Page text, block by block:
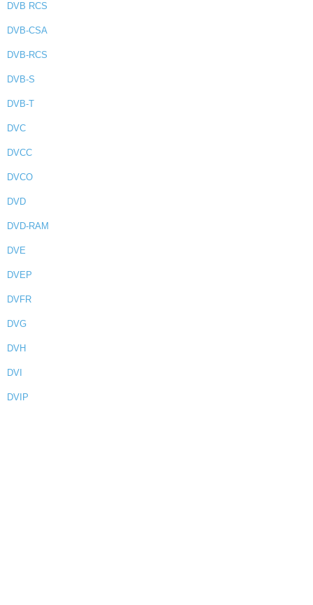
DVB RCS
DVB-CSA
DVB-RCS
DVB-S
DVB-T
DVC
DVCC
DVCO
DVD
DVD-RAM
DVE
DVEP
DVFR
DVG
DVH
DVI
DVIP